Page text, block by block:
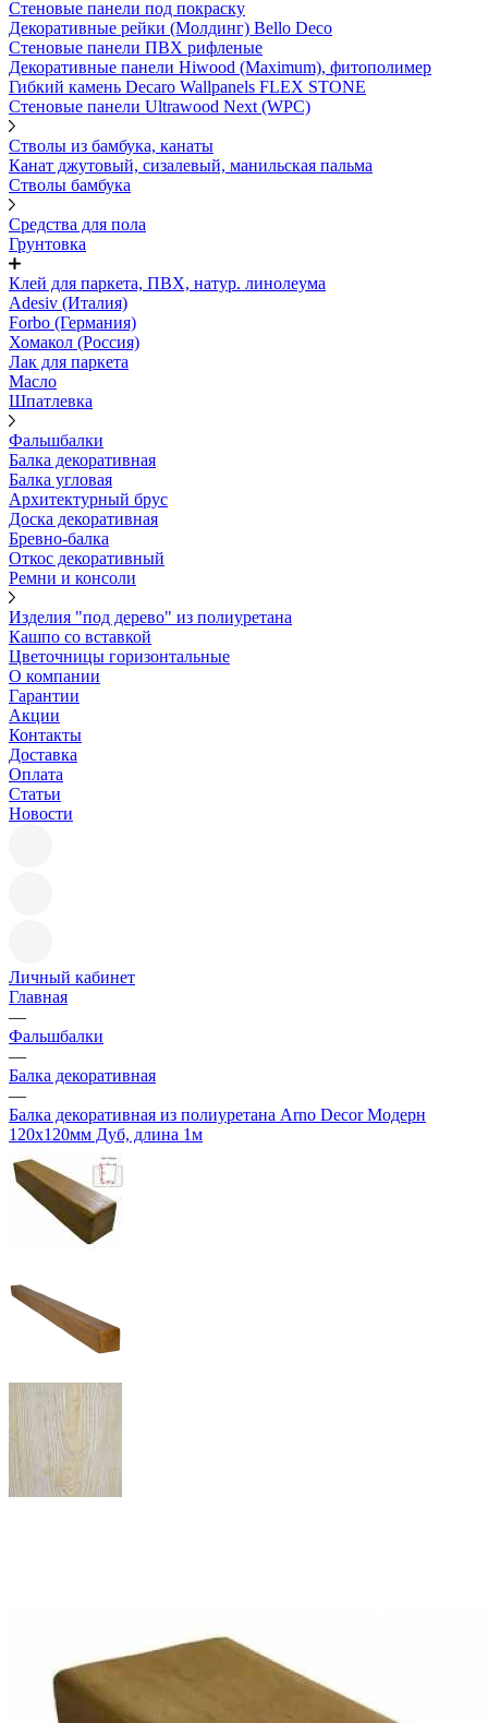
Стеновые панели под покраску
Декоративные рейки (Молдинг) Bello Deco
Стеновые панели ПВХ рифленыe
Декоративные панели Hiwood (Maximum), фитополимер
Гибкий камень Decaro Wallpanels FLEX STONE
Стеновые панели Ultrawood Next (WPC)
Стволы из бамбука, канаты
Канат джутовый, сизалевый, манильская пальма
Стволы бамбука
Средства для пола
Грунтовка
Клей для паркета, ПВХ, натур. линолеума
Adesiv (Италия)
Forbo (Германия)
Хомакол (Россия)
Лак для паркета
Масло
Шпатлевка
Фальшбалки
Балка декоративная
Балка угловая
Архитектурный брус
Доска декоративная
Бревно-балка
Откос декоративный
Ремни и консоли
Изделия "под дерево" из полиуретана
Кашпо со вставкой
Цветочницы горизонтальные
О компании
Гарантии
Акции
Контакты
Доставка
Оплата
Статьи
Новости
Личный кабинет
Главная
—
Фальшбалки
—
Балка декоративная
—
Балка декоративная из полиуретана Arno Decor Модерн
120х120мм Дуб, длина 1м